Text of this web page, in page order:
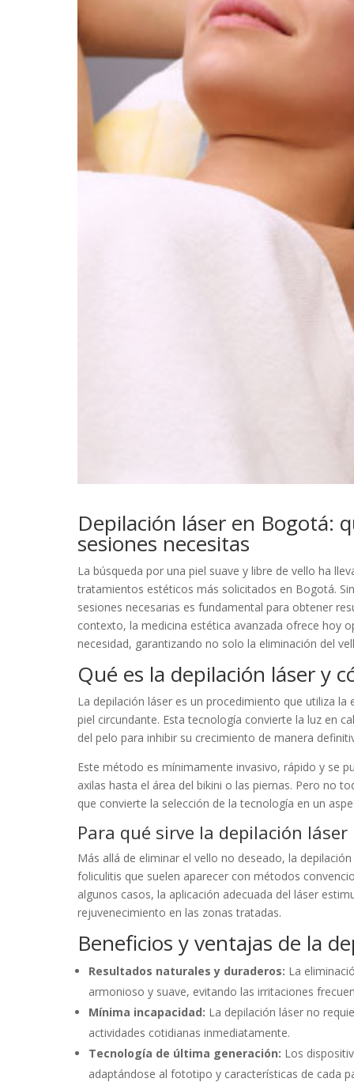
Depilación láser en Bogotá:
sesiones necesitas
La búsqueda por una piel suave y libre de vello ha
tratamientos estéticos más solicitados en Bogotá.
sesiones necesarias es fundamental para obtener
contexto, la medicina estética avanzada ofrece hoy
necesidad, garantizando no solo la eliminación del
Qué es la depilación láser y
La depilación láser es un procedimiento que utiliza
piel circundante. Esta tecnología convierte la luz en
del pelo para inhibir su crecimiento de manera
Este método es mínimamente invasivo, rápido y se
axilas hasta el área del bikini o las piernas. Pero no
que convierte la selección de la tecnología en un
Para qué sirve la depilación láser
Más allá de eliminar el vello no deseado, la
foliculitis que suelen aparecer con métodos
algunos casos, la aplicación adecuada del láser
rejuvenecimiento en las zonas tratadas.
Beneficios y ventajas de la
Resultados naturales y duraderos: La
armonioso y suave, evitando las irritaciones
Mínima incapacidad: La depilación láser no
actividades cotidianas inmediatamente.
Tecnología de última generación: Los
adaptándose al fototipo y características de cada